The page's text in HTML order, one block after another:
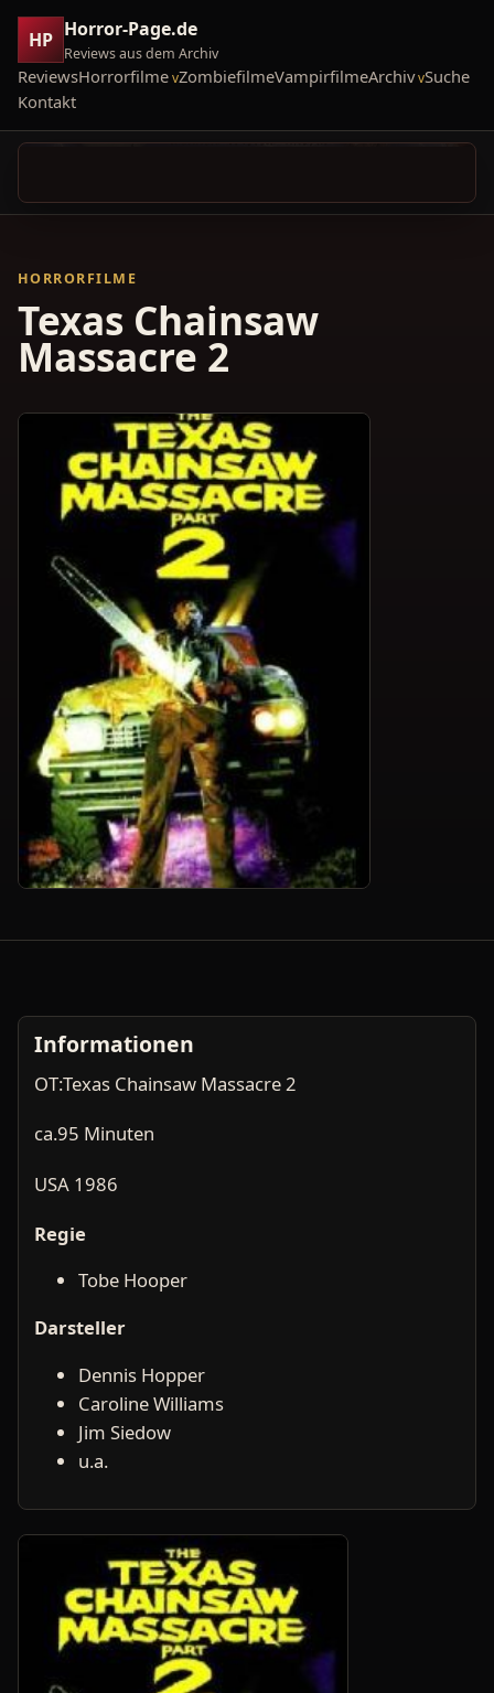
HP Horror-Page.de
Reviews aus dem Archiv
ReviewsHorrorfilme ZombiefilmeVampirfilmeArchiv Suche
Kontakt
HORRORFILME
Texas Chainsaw
Massacre 2
Informationen
OT:Texas Chainsaw Massacre 2
ca.95 Minuten
USA 1986
Regie
Tobe Hooper
Darsteller
Dennis Hopper
Caroline Williams
Jim Siedow
u.a.